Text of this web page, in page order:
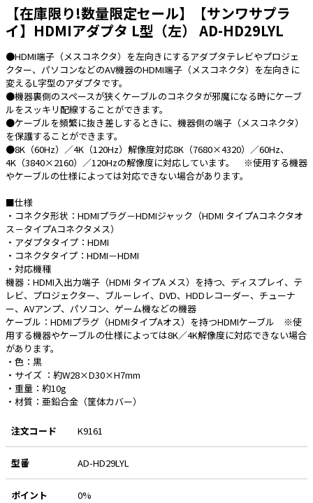
ボックス・ビニル電線管付属品・引き込
みカバー
工具関連
EV充電設備工事関連
感染症関連
その他
e431オリジナル
暑さ対策
【在庫限り!数量限定セール】【サンワサプラ
イ】HDMIアダプタ L型（左） AD-HD29LYL
●HDMI端子（メスコネクタ）を左向きにするアダプタテレビやプロジェ
クター、パソコンなどのAV機器のHDMI端子（メスコネクタ）を左向きに
変えるL字型のアダプタです。
●機器裏側のスペースが狭くケーブルのコネクタが邪魔になる時にケーブ
ルをスッキリ配線することができます。
●ケーブルを頻繁に抜き差しするときに、機器側の端子（メスコネクタ）
を保護することができます。
●8K（60Hz）／4K（120Hz）解像度対応8K（7680×4320）／60Hz、
4K（3840×2160）／120Hzの解像度に対応しています。 ※使用する機器
やケーブルの仕様によっては対応できない場合があります。
■仕様
・コネクタ形状：HDMIプラグ－HDMIジャック（HDMI タイプAコネクタオ
ス－タイプAコネクタメス）
・アダプタタイプ：HDMI
・コネクタタイプ：HDMI－HDMI
・対応機種
機器：HDMI入出力端子（HDMI タイプA メス）を持つ、ディスプレイ、テ
レビ、プロジェクター、ブルーレイ、DVD、HDDレコーダー、チューナ
ー、AVアンプ、パソコン、ゲーム機などの機器
ケーブル：HDMIプラグ（HDMIタイプAオス）を持つHDMIケーブル ※使
用する機器やケーブルの仕様によっては8K／4K解像度に対応できない場合
があります。
・色：黒
・サイズ ：約W28×D30×H7mm
・重量：約10g
・材質：亜鉛合金（筐体カバー）
注文コード K9161
型番 AD-HD29LYL
ポイント 0%